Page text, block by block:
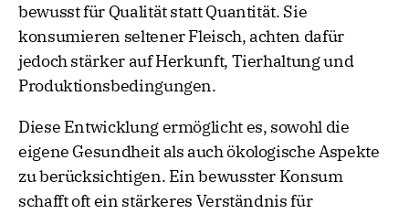
bewusst für Qualität statt Quantität. Sie
konsumieren seltener Fleisch, achten dafür
jedoch stärker auf Herkunft, Tierhaltung und
Produktionsbedingungen.
Diese Entwicklung ermöglicht es, sowohl die
eigene Gesundheit als auch ökologische Aspekte
zu berücksichtigen. Ein bewusster Konsum
schafft oft ein stärkeres Verständnis für